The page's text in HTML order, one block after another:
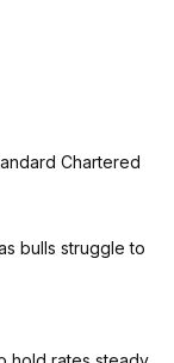
Chartered
bulls struggle to